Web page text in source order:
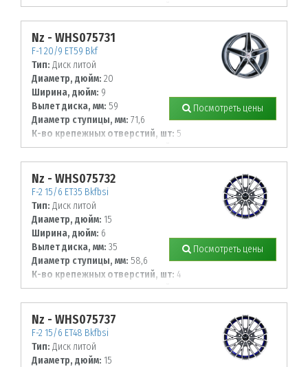
Диаметр располож. отверстий, мм:
120
Nz - WHS075731
F-1 20/9 ET59 Bkf
Тип: Диск литой
Диаметр, дюйм: 20
Ширина, дюйм: 9
Вылет диска, мм: 59
Диаметр ступицы, мм: 71,6
К-во крепежных отверстий, шт: 5
Диаметр располож. отверстий, мм:
130
Посмотреть цены
Nz - WHS075732
F-2 15/6 ET35 Bkfbsi
Тип: Диск литой
Диаметр, дюйм: 15
Ширина, дюйм: 6
Вылет диска, мм: 35
Диаметр ступицы, мм: 58,6
К-во крепежных отверстий, шт: 4
Диаметр располож. отверстий, мм:
98
Посмотреть цены
Nz - WHS075737
F-2 15/6 ET48 Bkfbsi
Тип: Диск литой
Диаметр, дюйм: 15